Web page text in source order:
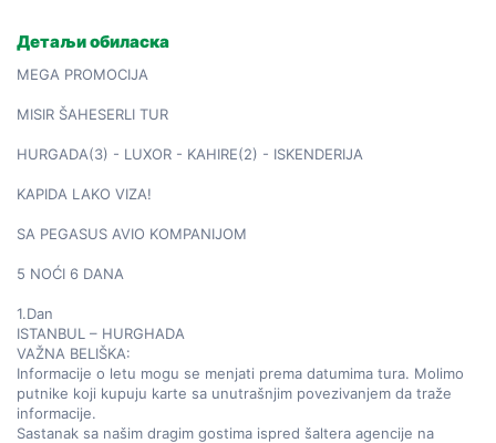
Детаљи обиласка
MEGA PROMOCIJA
MISIR ŠAHESERLI TUR
HURGADA(3) - LUXOR - KAHIRE(2) - ISKENDERIJA
KAPIDA LAKO VIZA!
SA PEGASUS AVIO KOMPANIJOM
5 NOĆI 6 DANA
1.Dan
ISTANBUL – HURGHADA
VAŽNA BELIŠKA:
Informacije o letu mogu se menjati prema datumima tura. Molimo
putnike koji kupuju karte sa unutrašnjim povezivanjem da traže
informacije.
Sastanak sa našim dragim gostima ispred šaltera agencije na